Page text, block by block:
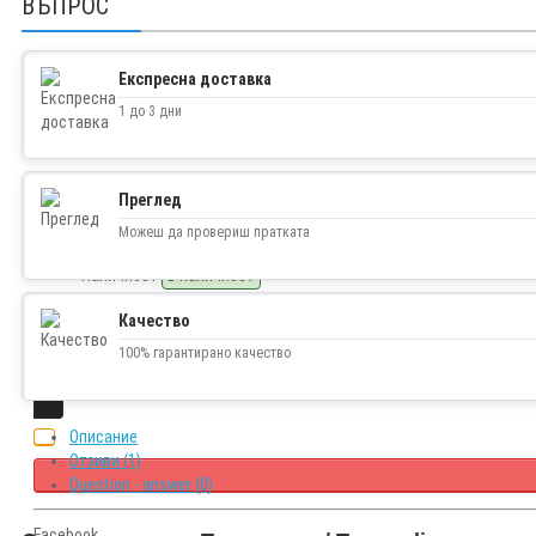
1.60€ (3.13 лв.)
Наличност В наличност
Експресна доставка
1 до 3 дни
Преглед
Можеш да провериш пратката
Качество
100% гарантирано качество
Описание
Отзиви (1)
Question - answer (0)